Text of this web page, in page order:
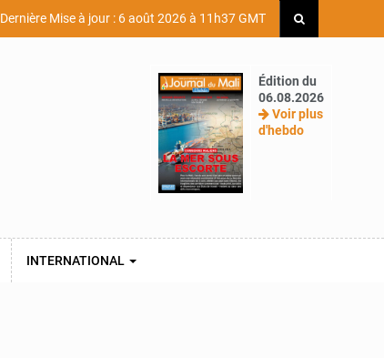
Dernière Mise à jour : 6 août 2026 à 11h37 GMT
Édition du
06.08.2026
Voir plus
d'hebdo
INTERNATIONAL